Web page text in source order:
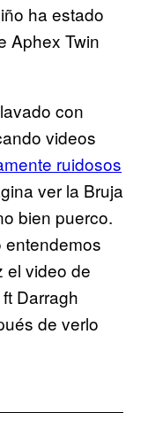
ha estado
Aphex Twin
con
videos
ruidosos
ver la Bruja
bien puerco.
entendemos
el video de
Darragh
de verlo